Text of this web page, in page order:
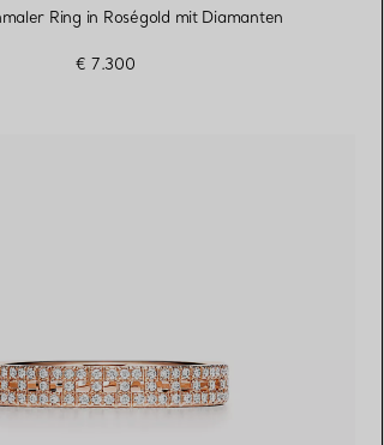
Ring in Roségold mit Diamanten
€ 7.300